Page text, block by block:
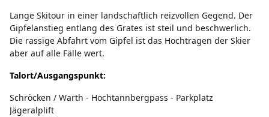
Lange Skitour in einer landschaftlich reizvollen Gegend. Der
Gipfelanstieg entlang des Grates ist steil und beschwerlich.
Die rassige Abfahrt vom Gipfel ist das Hochtragen der Skier
aber auf alle Fälle wert.
Talort/Ausgangspunkt:
Schröcken / Warth - Hochtannbergpass - Parkplatz
Jägeralplift